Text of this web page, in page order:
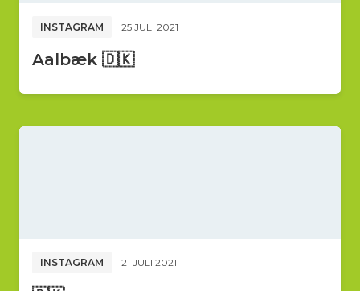
INSTAGRAM 25 JULI 2021
Aalbæk 🇩🇰
INSTAGRAM 21 JULI 2021